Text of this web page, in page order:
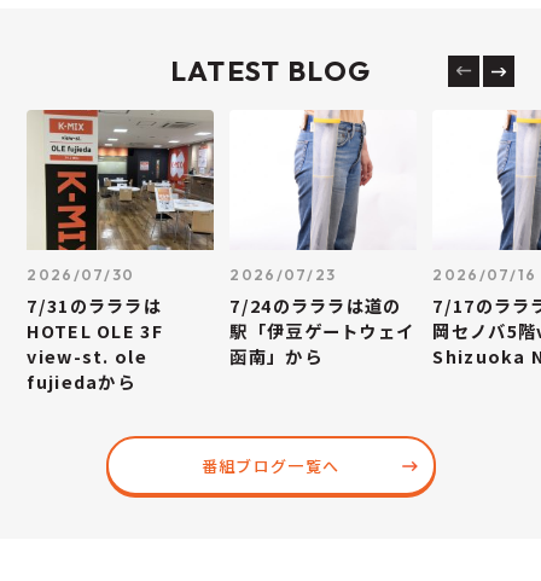
LATEST BLOG
2026/07/30
7/31のラララは
HOTEL OLE 3F
view-st. ole
fujiedaから
2026/07/23
7/24のラララは道の
駅「伊豆ゲートウェイ
函南」から
2026/07/16
7/17のララ
岡セノバ5
Shizuoka
番組ブログ一覧へ